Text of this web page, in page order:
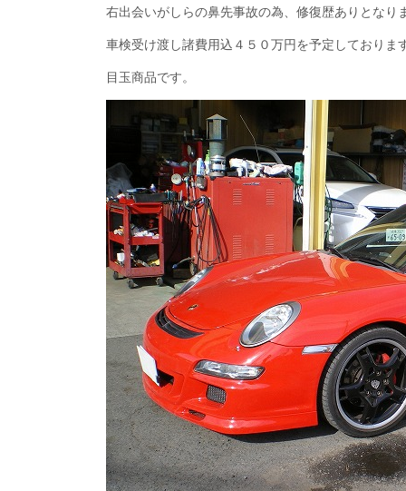
右出会いがしらの鼻先事故の為、修復歴ありとなり
車検受け渡し諸費用込４５０万円を予定しておりま
目玉商品です。